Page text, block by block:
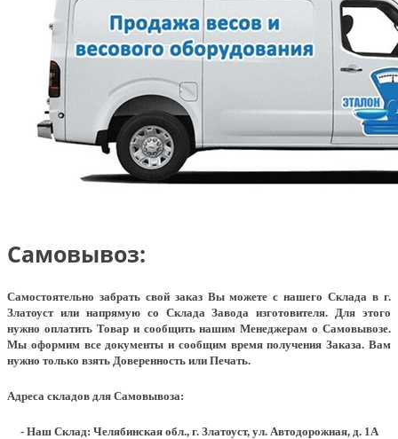
Самовывоз:
Самостоятельно забрать свой заказ Вы можете с нашего Склада в г.
Златоуст или напрямую со Склада Завода изготовителя. Для этого
нужно оплатить Товар и сообщить нашим Менеджерам о Самовывозе.
Мы оформим все документы и сообщим время получения Заказа. Вам
нужно только взять Доверенность или Печать.
Адреса складов для Самовывоза:
- Наш Склад: Челябинская обл., г. Златоуст, ул. Автодорожная, д. 1А